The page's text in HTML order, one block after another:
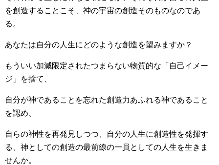
を創造することこそ、神の宇宙の創造そのものなのであ
る。
あなたは自分の人生にどのような創造を望みますか？
もういい加減限定されたつまらない物質的な「自己イメー
ジ」を捨て、
自分が神であることを忘れた創造力あふれる神であること
を認め、
自らの神性を再発見しつつ、自分の人生に創造性を発揮す
る、神としての創造の最前線の一員としての人生を生きま
せんか。